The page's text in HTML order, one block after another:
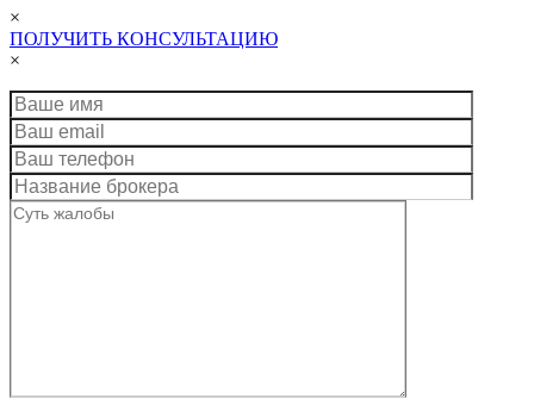
×
ПОЛУЧИТЬ КОНСУЛЬТАЦИЮ
×